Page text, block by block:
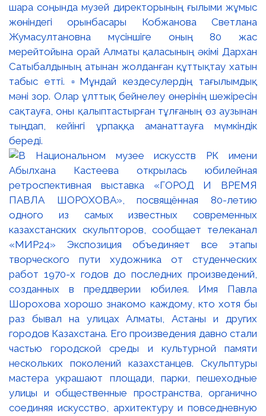
шара соңында музей директорының ғылыми жұмыс
жөніндегі орынбасары Кобжанова Светлана
Жумасултановна мүсіншіге оның 80 жас
мерейтойына орай Алматы қаласының әкімі Дархан
Сатыбалдының атынан жолданған құттықтау хатын
табыс етті. ▫️Мұндай кездесулердің тағылымдық
мәні зор. Олар ұлттық бейнелеу өнерінің шежіресін
сақтауға, оны қалыптастырған тұлғаның өз аузынан
тыңдап, кейінгі ұрпаққа аманаттауға мүмкіндік
береді.